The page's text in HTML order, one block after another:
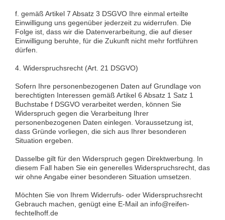
f. gemäß Artikel 7 Absatz 3 DSGVO Ihre einmal erteilte
Einwilligung uns gegenüber jederzeit zu widerrufen. Die
Folge ist, dass wir die Datenverarbeitung, die auf dieser
Einwilligung beruhte, für die Zukunft nicht mehr fortführen
dürfen.
4. Widerspruchsrecht (Art. 21 DSGVO)
Sofern Ihre personenbezogenen Daten auf Grundlage von
berechtigten Interessen gemäß Artikel 6 Absatz 1 Satz 1
Buchstabe f DSGVO verarbeitet werden, können Sie
Widerspruch gegen die Verarbeitung Ihrer
personenbezogenen Daten einlegen. Voraussetzung ist,
dass Gründe vorliegen, die sich aus Ihrer besonderen
Situation ergeben.
Dasselbe gilt für den Widerspruch gegen Direktwerbung. In
diesem Fall haben Sie ein generelles Widerspruchsrecht, das
wir ohne Angabe einer besonderen Situation umsetzen.
Möchten Sie von Ihrem Widerrufs- oder Widerspruchsrecht
Gebrauch machen, genügt eine E-Mail an info@reifen-
fechtelhoff.de